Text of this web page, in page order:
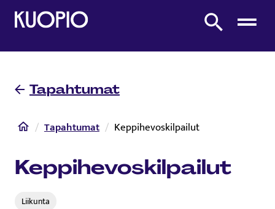
Etusivulle
Etsi sivustolta
Tapahtumat
Etusivu
Tapahtumat Keppihevoskilpailut
Keppihevoskilpailut
Liikunta​